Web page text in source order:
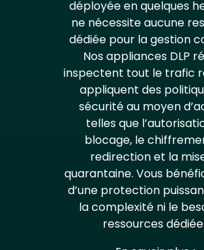
déployée en quelques
ne nécessite aucune
dédiée pour la gestion
Nos appliances DLP
inspectent tout le trafic
appliquent des
sécurité au moyen
telles que
blocage, le
redirection et la
quarantaine. Vous
d’une protection
la complexité ni le
ressources